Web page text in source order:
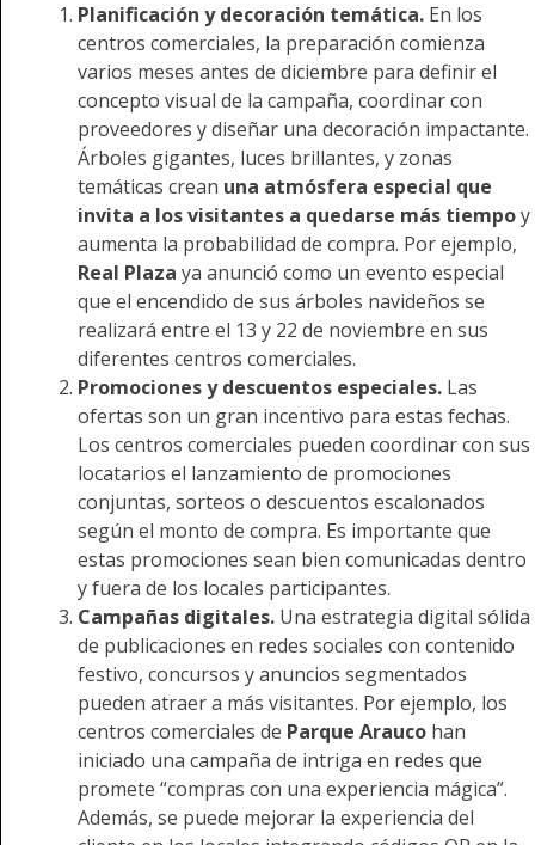
Planificación y decoración temática. En los
centros comerciales, la preparación comienza
varios meses antes de diciembre para definir el
concepto visual de la campaña, coordinar con
proveedores y diseñar una decoración impactante.
Árboles gigantes, luces brillantes, y zonas
temáticas crean una atmósfera especial que
invita a los visitantes a quedarse más tiempoy
aumenta la probabilidad de compra. Por ejemplo,
Real Plaza ya anunció como un evento especial
que el encendido de sus árboles navideños se
realizará entre el 13 y 22 de noviembre en sus
diferentes centros comerciales.
Promociones y descuentos especiales. Las
ofertas son un gran incentivo para estas fechas.
Los centros comerciales pueden coordinar con sus
locatarios el lanzamiento de promociones
conjuntas, sorteos o descuentos escalonados
según el monto de compra. Es importante que
estas promociones sean bien comunicadas dentro
y fuera de los locales participantes.
Campañas digitales. Una estrategia digital sólida
de publicaciones en redes sociales con contenido
festivo, concursos y anuncios segmentados
pueden atraer a más visitantes. Por ejemplo, los
centros comerciales de Parque Arauco han
iniciado una campaña de intriga en redes que
promete “compras con una experiencia mágica”.
Además, se puede mejorar la experiencia del